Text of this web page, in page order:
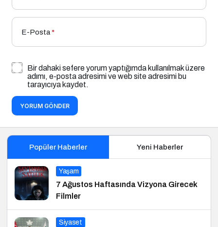
E-Posta*
Bir dahaki sefere yorum yaptığımda kullanılmak üzere
adımı, e-posta adresimi ve web site adresimi bu
tarayıcıya kaydet.
YORUM GÖNDER
Popüler Haberler Yeni Haberler
Yaşam
7 Ağustos Haftasında Vizyona Girecek
Filmler
Siyaset